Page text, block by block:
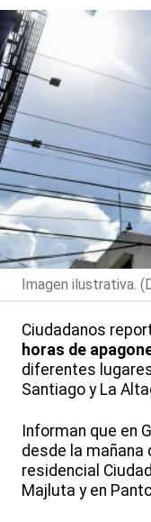
Imagen ilustrativa.
Ciudadanos
horas de
diferentes
Santiago y La
Informan que en
desde la mañana
residencial
Majluta y en